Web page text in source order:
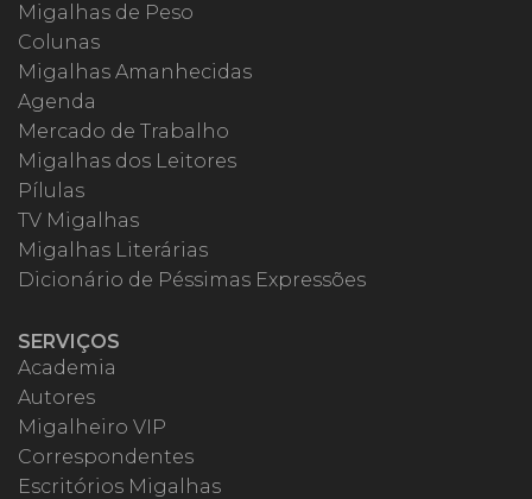
Migalhas de Peso
Colunas
Migalhas Amanhecidas
Agenda
Mercado de Trabalho
Migalhas dos Leitores
Pílulas
TV Migalhas
Migalhas Literárias
Dicionário de Péssimas Expressões
SERVIÇOS
Academia
Autores
Migalheiro VIP
Correspondentes
Escritórios Migalhas